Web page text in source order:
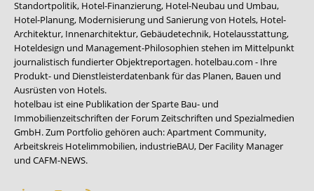
Standortpolitik, Hotel-Finanzierung, Hotel-Neubau und Umbau,
Hotel-Planung, Modernisierung und Sanierung von Hotels, Hotel-
Architektur, Innenarchitektur, Gebäudetechnik, Hotelausstattung,
Hoteldesign und Management-Philosophien stehen im Mittelpunkt
journalistisch fundierter Objektreportagen. hotelbau.com - Ihre
Produkt- und Dienstleisterdatenbank für das Planen, Bauen und
Ausrüsten von Hotels.
hotelbau ist eine Publikation der Sparte Bau- und
Immobilienzeitschriften der Forum Zeitschriften und Spezialmedien
GmbH. Zum Portfolio gehören auch:Apartment Community,
Arbeitskreis Hotelimmobilien, industrieBAU, Der Facility Manager
und CAFM-NEWS.